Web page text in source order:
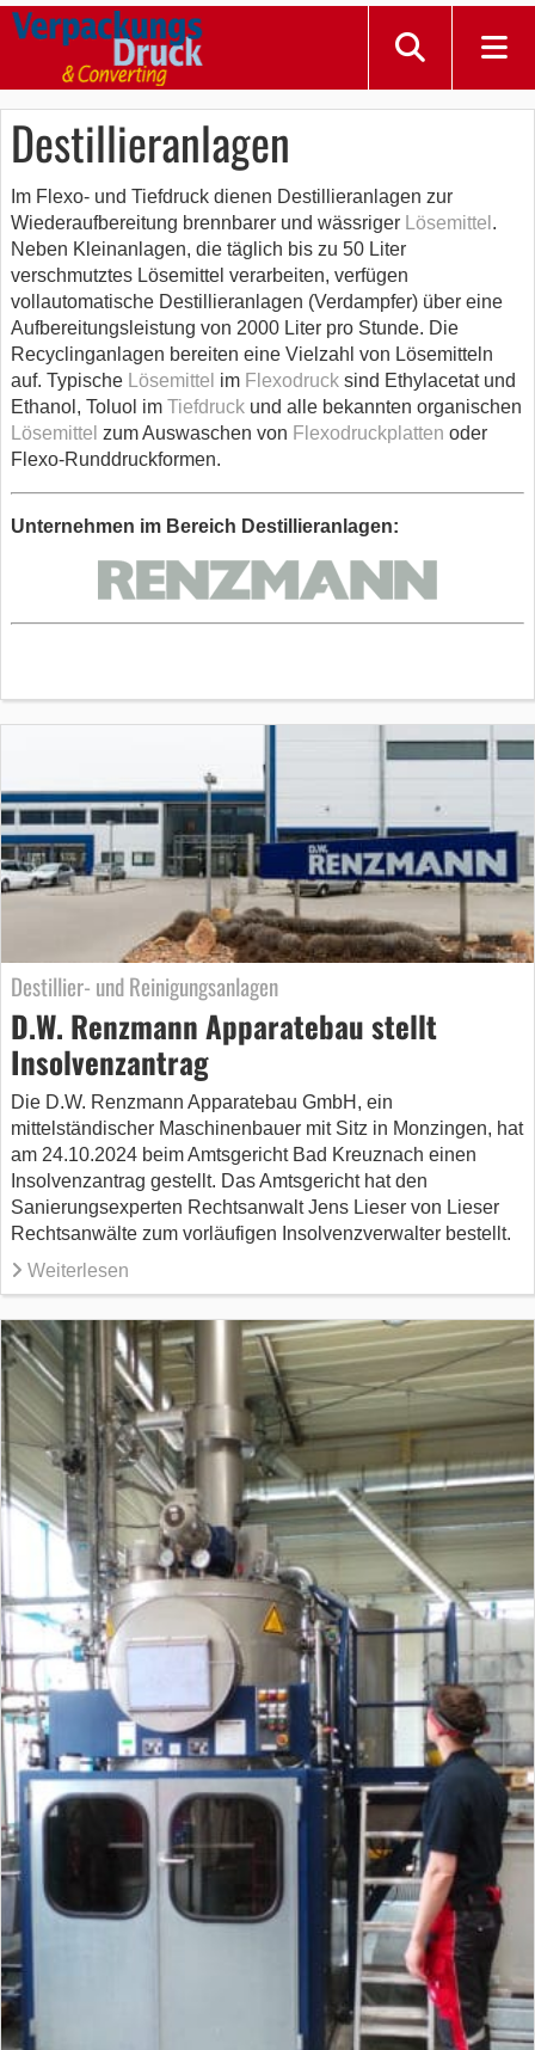
Destillieranlagen
Im Flexo- und Tiefdruck dienen Destillieranlagen zur
Wiederaufbereitung brennbarer und wässriger
Lösemittel .
Neben Kleinanlagen, die täglich bis zu 50 Liter
verschmutztes Lösemittel verarbeiten, verfügen
vollautomatische Destillieranlagen (Verdampfer) über eine
Aufbereitungsleistung von 2000 Liter pro Stunde. Die
Recyclinganlagen bereiten eine Vielzahl von Lösemitteln
auf. Typische
Lösemittel im Flexodruck sind Ethylacetat und
Ethanol, Toluol im Tiefdruck und alle bekannten organischen
Lösemittel zum Auswaschen von Flexodruckplatten oder
Flexo-Runddruckformen.
Unternehmen im Bereich Destillieranlagen:
Destillier- und Reinigungsanlagen
D.W. Renzmann Apparatebau stellt
Insolvenzantrag
Die D.W. Renzmann Apparatebau GmbH, ein
mittelständischer Maschinenbauer mit Sitz in Monzingen, hat
am 24.10.2024 beim Amtsgericht Bad Kreuznach einen
Insolvenzantrag gestellt. Das Amtsgericht hat den
Sanierungsexperten Rechtsanwalt Jens Lieser von Lieser
Rechtsanwälte zum vorläufigen Insolvenzverwalter bestellt.
Weiterlesen